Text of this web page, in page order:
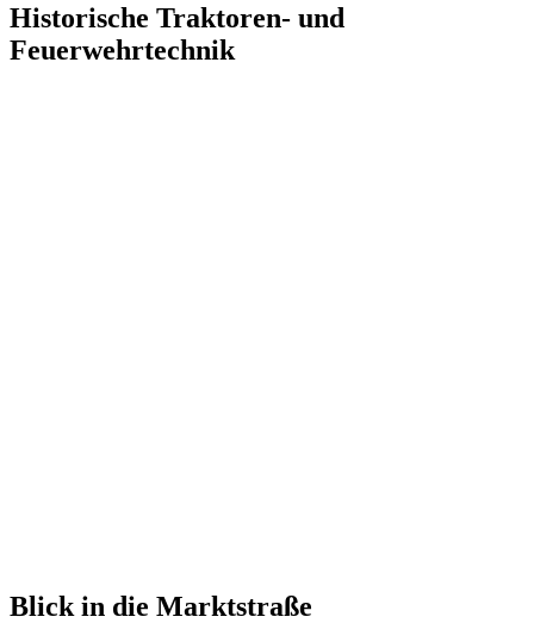
Historische Traktoren- und
Feuerwehrtechnik
Blick in die Marktstraße